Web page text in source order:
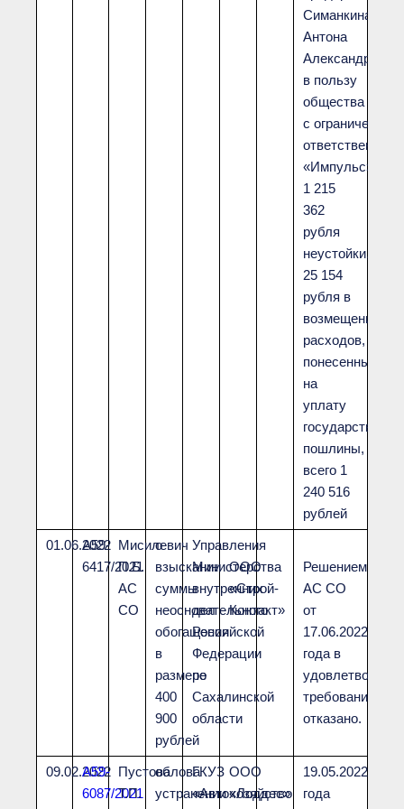
● Реестр членов
Ассоциации с правом
● Реестр членов СРО
Архив реестров
Общественный контроль
Политика информационной
Антикоррупционная политика
техническим регламентам
Повышение квалификации,
Симанкина
Антона
в пользу
общества
с ограниченной
«Импульс»
1 215
362
рубля
неустойки,
25 154
рубля в
возмещение
расходов,
понесенных
на
уплату
пошлины,
всего 1
240 516
рублей
01.06.2022
А59-
6417/2021
Мисилевич
П.Б.
АС
СО
о
взыскании
суммы
неосновательного
обогащения
в
размере
400
900
рублей
Управления
Министерства
внутренних
дел
Российской
Федерации
по
Сахалинской
области
ООО
«Строй-
Контакт»
Решением
АС СО
от
17.06.2022
года в
удовлетворении
требований
отказано.
09.02.2022
А59-
6087/2021
Пустовалова
Т.П.
об
устранении
ГКУЗ
«Автохозяйство
ООО
«Лоддес»
19.05.2022
года